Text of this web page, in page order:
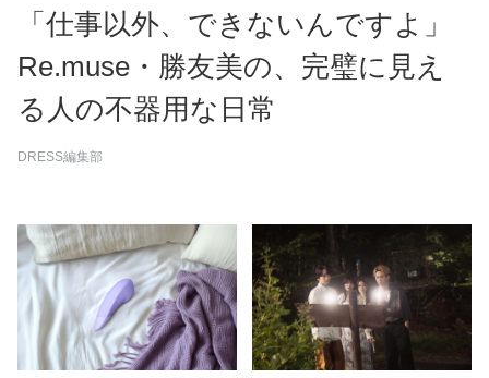
「仕事以外、できないんですよ」
Re.muse・勝友美の、完璧に見え
る人の不器用な日常
DRESS編集部